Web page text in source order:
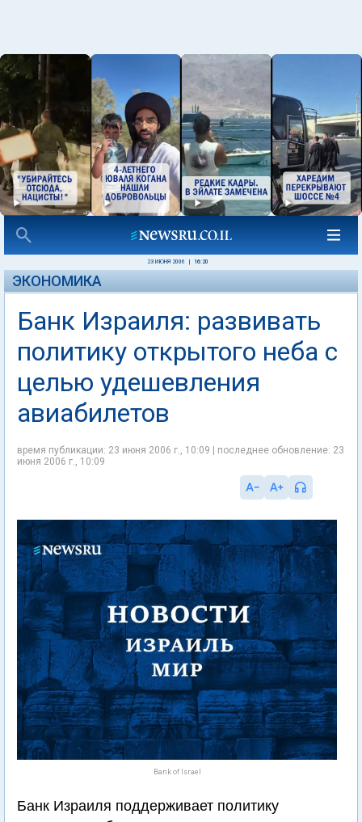
23 ИЮНЯ 2006 16:20
ЭКОНОМИКА
Банк Израиля: развивать
политику открытого неба с
целью удешевления
авиабилетов
время публикации: 23 июня 2006 г., 10:09 | последнее обновление: 23
июня 2006 г., 10:09
Bank of Israel
Банк Израиля поддерживает политику